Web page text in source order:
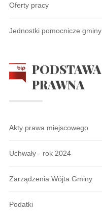
Oferty pracy
Jednostki pomocnicze gminy
PODSTAWA
PRAWNA
Akty prawa miejscowego
Uchwały - rok 2024
Zarządzenia Wójta Gminy
Podatki